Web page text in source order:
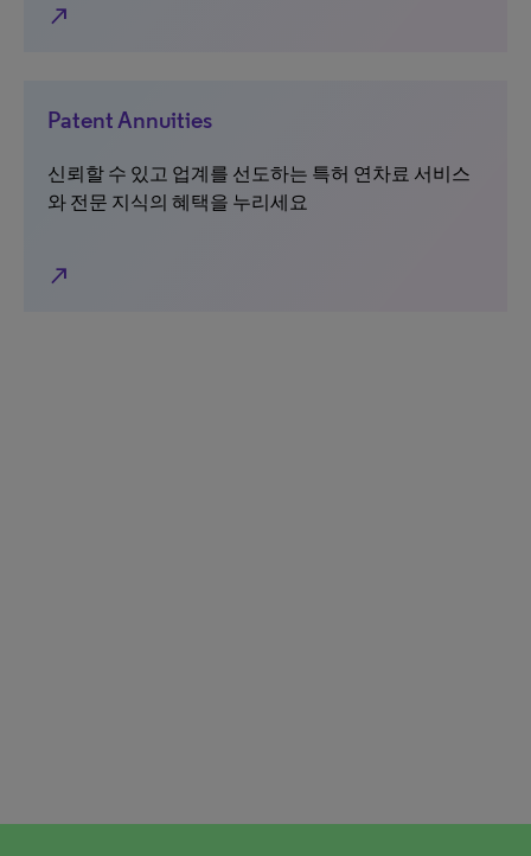
north_east
Patent Annuities
신뢰할 수 있고 업계를 선도하는 특허 연차료 서비스
와 전문 지식의 혜택을 누리세요
north_east